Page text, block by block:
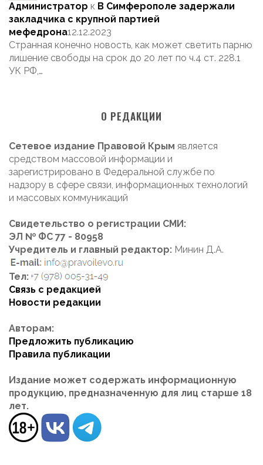
Администратор к В Симферополе задержали
закладчика с крупной партией
мефедрона12.12.2023
Странная конечно новость, как может светить парню
лишение свободы на срок до 20 лет по ч.4 ст. 228.1
УК РФ,…
О РЕДАКЦИИ
Сетевое издание Правовой Крым является
средством массовой информации и
зарегистрировано в Федеральной службе по
надзору в сфере связи, информационных технологий
и массовых коммуникаций
Свидетельство о регистрации СМИ:
ЭЛ № ФС 77 - 80958
Учредитель и главный редактор: Минин Д.А.
Тел:
Связь с редакцией
Новости редакции
Авторам:
Предложить публикацию
Правила публикации
Издание может содержать информационную
продукцию, предназначенную для лиц старше 18
лет.